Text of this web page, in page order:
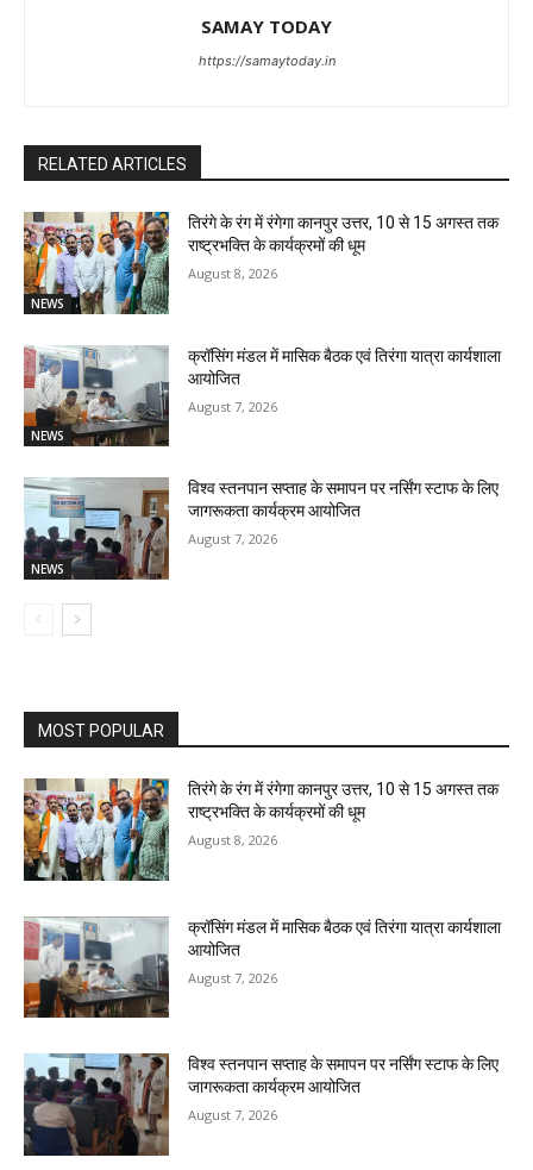
SAMAY TODAY
https://samaytoday.in
RELATED ARTICLES
NEWS
तिरंगे के रंग में रंगेगा कानपुर उत्तर, 10 से 15 अगस्त तक
राष्ट्रभक्ति के कार्यक्रमों की धूम
August 8, 2026
NEWS
क्रॉसिंग मंडल में मासिक बैठक एवं तिरंगा यात्रा कार्यशाला
आयोजित
August 7, 2026
NEWS
विश्व स्तनपान सप्ताह के समापन पर नर्सिंग स्टाफ के लिए
जागरूकता कार्यक्रम आयोजित
August 7, 2026
MOST POPULAR
तिरंगे के रंग में रंगेगा कानपुर उत्तर, 10 से 15 अगस्त तक
राष्ट्रभक्ति के कार्यक्रमों की धूम
August 8, 2026
क्रॉसिंग मंडल में मासिक बैठक एवं तिरंगा यात्रा कार्यशाला
आयोजित
August 7, 2026
विश्व स्तनपान सप्ताह के समापन पर नर्सिंग स्टाफ के लिए
जागरूकता कार्यक्रम आयोजित
August 7, 2026